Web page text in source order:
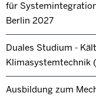
für
Berlin 2027
Duales Studium -
Klimasystemtechnik
Ausbildung zum